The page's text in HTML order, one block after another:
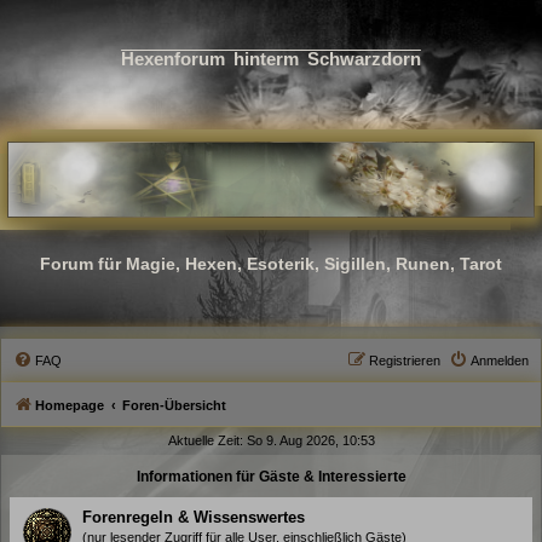
Hexenforum hinterm Schwarzdorn
Forum für Magie, Hexen, Esoterik, Sigillen, Runen, Tarot
FAQ Anmelden
Registrieren
Homepage Foren-Übersicht
Aktuelle Zeit: So 9. Aug 2026, 10:53
Informationen für Gäste & Interessierte
Forenregeln & Wissenswertes
(nur lesender Zugriff für alle User, einschließlich Gäste)